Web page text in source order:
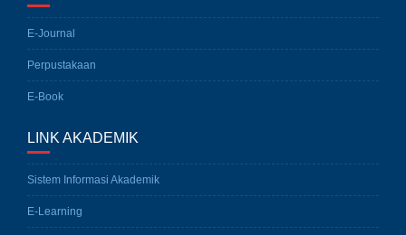
E-Journal
Perpustakaan
E-Book
LINK AKADEMIK
Sistem Informasi Akademik
E-Learning